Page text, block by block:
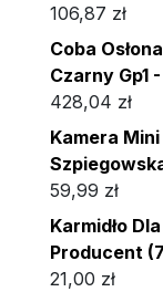
106,87 zł
Coba
Czarny Gp1
428,04 zł
Kamera
59,99 zł
Karmidło
Producent
21,00 zł